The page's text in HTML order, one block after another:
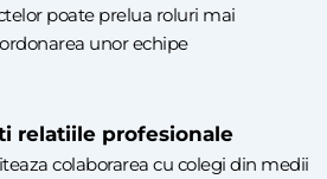
poate prelua roluri mai
unor echipe
relatiile profesionale
colaborarea cu colegi din medii